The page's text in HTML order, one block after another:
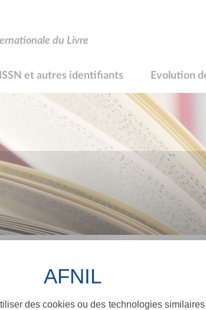
du Livre
ISSN et autres identifiants Evolution
des cookies ou des technologies